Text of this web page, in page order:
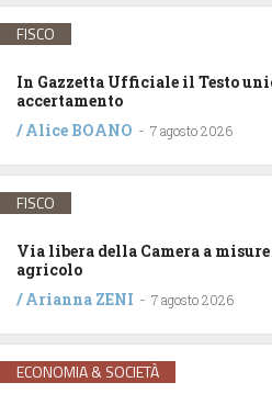
FISCO
In Gazzetta Ufficiale il Testo
accertamento
/Alice BOANO - 7 agosto 2026
FISCO
Via libera della Camera a
agricolo
/Arianna ZENI - 7 agosto 2026
ECONOMIA & SOCIETÀ